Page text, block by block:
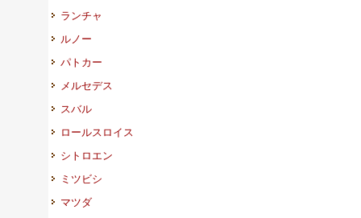
ランチャ
ルノー
パトカー
メルセデス
スバル
ロールスロイス
シトロエン
ミツビシ
マツダ